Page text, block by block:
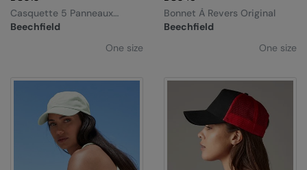
Kariban
Kariban Proact
Kodak
Kustom Kit
Larkwood
Beechfield
Casquette 5 Panneaux
Original
One size
Beechfield
Bonnet À Revers Original
One size